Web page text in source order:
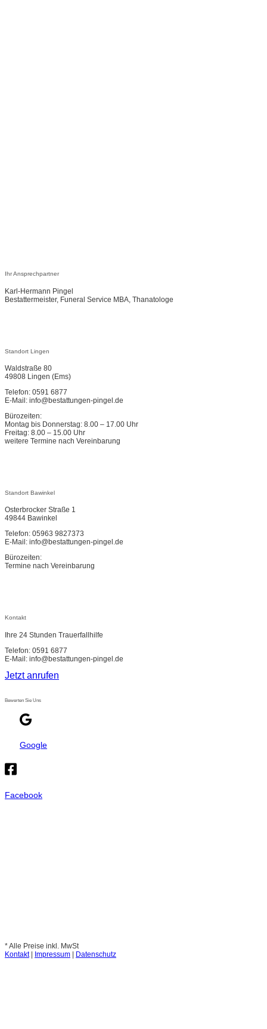
Ihr Ansprechpartner
Karl-Hermann Pingel
Bestattermeister, Funeral Service MBA, Thanatologe
Standort Lingen
Waldstraße 80
49808 Lingen (Ems)
Telefon: 0591 6877
E-Mail: info@bestattungen-pingel.de
Bürozeiten:
Montag bis Donnerstag: 8.00 – 17.00 Uhr
Freitag: 8.00 – 15.00 Uhr
weitere Termine nach Vereinbarung
Standort Bawinkel
Osterbrocker Straße 1
49844 Bawinkel
Telefon: 05963 9827373
E-Mail: info@bestattungen-pingel.de
Bürozeiten:
Termine nach Vereinbarung
Kontakt
Ihre 24 Stunden Trauerfallhilfe
Telefon: 0591 6877
E-Mail: info@bestattungen-pingel.de
Jetzt anrufen
Bewerten Sie Uns
Google
Facebook
* Alle Preise inkl. MwSt
Kontakt| Impressum Datenschutz